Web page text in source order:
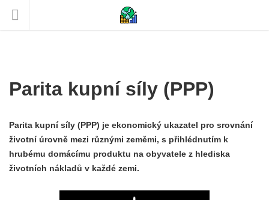
Parita kupní síly (PPP)
Parita kupní síly (PPP) je ekonomický ukazatel pro srovnání
životní úrovně mezi různými zeměmi, s přihlédnutím k
hrubému domácímu produktu na obyvatele z hlediska
životních nákladů v každé zemi.